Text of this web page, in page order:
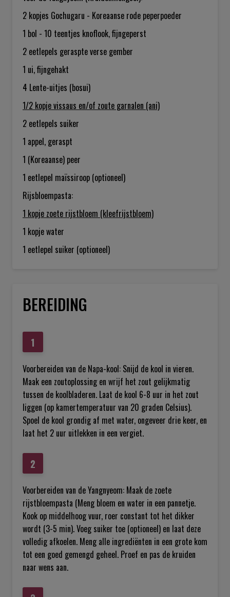
2 kopjes Gochugaru - Koreaanse rode peperpoeder
1 bol - 10 teentjes knoflook, fijngeperst
2 eetlepels geraspte verse gember
1 ui, fijngehakt
4 Lente-uitjes (bosui)
1/2 kopjevissaus en/of zoute garnalen (ani)
2 eetlepels suiker
1 appel, geraspt
1 (Koreaanse) peer
1 eetlepel maïssiroop (optioneel)
Rijsbloempasta:
1 kopje zoete rijstbloem (kleefrijstbloem)
1 kopjewater
1 eetlepel suiker (optioneel)
BEREIDING
Voorbereiden van de Napa-kool: Snijd de kool in vieren.
Maak een zoutoplossing en wrijf het zout gelijkmatig
tussen de koolbladeren. Laat de kool 6-8 uur in het zout
liggen (op kamertemperatuur van 20 graden Celsius).
Spoel de kool grondig af met water, ongeveer drie keer, en
laat het 2 uur uitlekken in een vergiet.
Voorbereiden van de Yangnyeom: Maak de zoete
rijstbloempasta (Meng bloem en water in een pannetje.
Kook op middelhoog vuur, roer constant tot het dikker
wordt (3-5 min). Voeg suiker toe (optioneel) en laat deze
volledig afkoelen. Meng alle ingrediënten in een grote kom
tot een goed gemengd geheel. Proef en pas de kruiden
naar wens aan.